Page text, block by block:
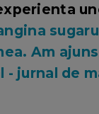
Am
- jurnal de